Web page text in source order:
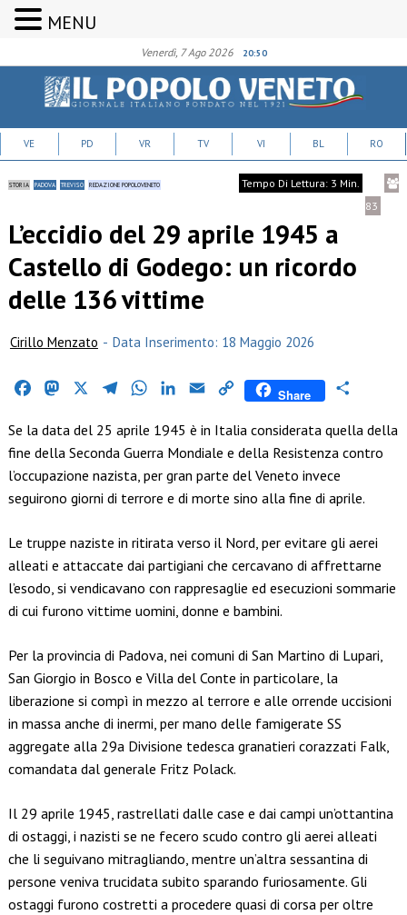
Venerdì, 7 Ago 2026 20:50
VE PD VR TV VI BL RO
STORIA PADOVA TREVISO REDAZIONE POPOLOVENETO
Tempo Di Lettura: 3 Min.
83
L’eccidio del 29 aprile 1945 a
Castello di Godego: un ricordo
delle 136 vittime
Cirillo Menzato - Data Inserimento: 18 Maggio 2026
FacebookMastodon TelegramWhatsAppLinkedIn
Email Copy
Share
Se la data del 25 aprile 1945 è in Italia considerata quella della
fine della Seconda Guerra Mondiale e della Resistenza contro
l’occupazione nazista, per gran parte del Veneto invece
seguirono giorni di terrore e di morte sino alla fine di aprile.
Le truppe naziste in ritirata verso il Nord, per evitare gli aerei
alleati e attaccate dai partigiani che cercavano di affrettarne
l’esodo, si vendicavano con rappresaglie ed esecuzioni sommarie
di cui furono vittime uomini, donne e bambini.
Per la provincia di Padova, nei comuni di San Martino di Lupari,
San Giorgio in Bosco e Villa del Conte in particolare, la
liberazione si compì in mezzo al terrore e alle orrende uccisioni
in massa anche di inermi, per mano delle famigerate SS
aggregate alla 29a Divisione tedesca granatieri corazzati Falk,
comandata dal generale Fritz Polack.
Il 29 aprile 1945, rastrellati dalle case e dai campi un’ottantina
di ostaggi, i nazisti se ne fecero scudo contro gli aerei alleati
che li seguivano mitragliando, mentre un’altra sessantina di
persone veniva trucidata subito sparando furiosamente. Gli
ostaggi furono costretti a procedere quasi di corsa per oltre
MENU